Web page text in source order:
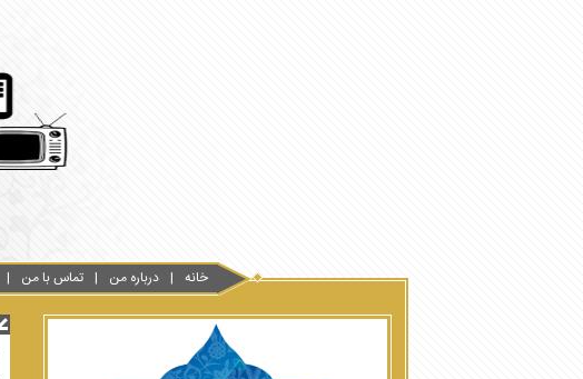
خانه درباره من تماس با من